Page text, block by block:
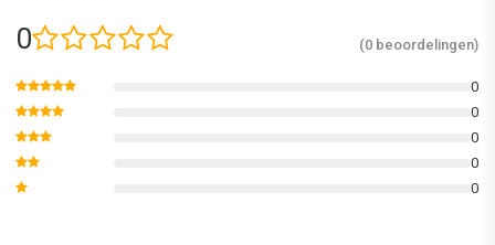
0 (0 beoordelingen)
0
0
0
0
0